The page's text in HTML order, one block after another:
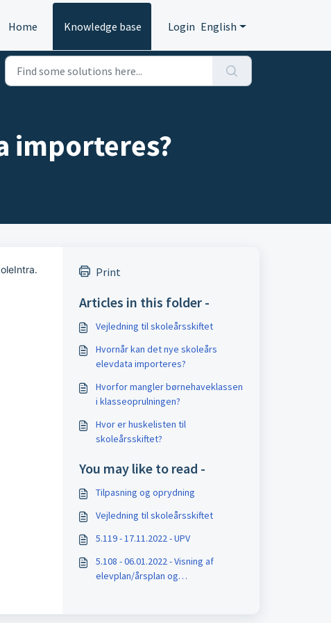
Home Knowledge base Login English
importeres?
Print
Articles in this folder -
Vejledning til skoleårsskiftet
Hvornår kan det nye skoleårs
elevdata importeres?
Hvorfor mangler børnehaveklassen
i klasseoprulningen?
Hvor er huskelisten til
skoleårsskiftet?
You may like to read -
Tilpasning og oprydning
Vejledning til skoleårsskiftet
5.119 - 17.11.2022 - UPV
5.108 - 06.01.2022 - Visning af
elevplan/årsplan og